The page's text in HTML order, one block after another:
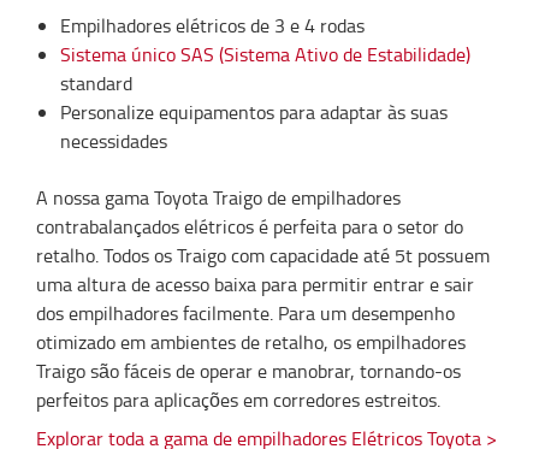
Empilhadores elétricos de 3 e 4 rodas
Sistema único SAS (Sistema Ativo de Estabilidade)
standard
Personalize equipamentos para adaptar às suas
necessidades
A nossa gama Toyota Traigo de empilhadores
contrabalançados elétricos é perfeita para o setor do
retalho. Todos os Traigo com capacidade até 5t possuem
uma altura de acesso baixa para permitir entrar e sair
dos empilhadores facilmente. Para um desempenho
otimizado em ambientes de retalho, os empilhadores
Traigo são fáceis de operar e manobrar, tornando-os
perfeitos para aplicações em corredores estreitos.
Explorar toda a gama de empilhadores Elétricos Toyota >